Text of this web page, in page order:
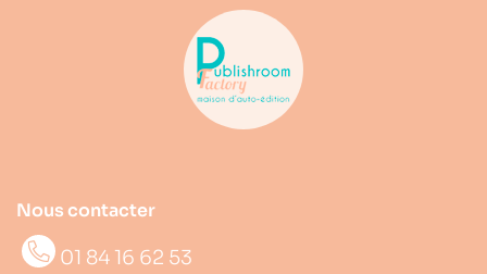
Nous contacter
01 84 16 62 53